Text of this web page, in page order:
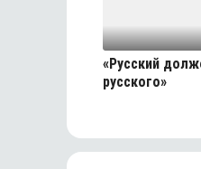
«Русский
русского»